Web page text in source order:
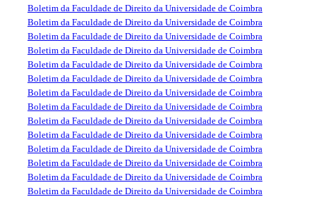
Boletim da Faculdade de Direito da Universidade de Coimbra
Boletim da Faculdade de Direito da Universidade de Coimbra
Boletim da Faculdade de Direito da Universidade de Coimbra
Boletim da Faculdade de Direito da Universidade de Coimbra
Boletim da Faculdade de Direito da Universidade de Coimbra
Boletim da Faculdade de Direito da Universidade de Coimbra
Boletim da Faculdade de Direito da Universidade de Coimbra
Boletim da Faculdade de Direito da Universidade de Coimbra
Boletim da Faculdade de Direito da Universidade de Coimbra
Boletim da Faculdade de Direito da Universidade de Coimbra
Boletim da Faculdade de Direito da Universidade de Coimbra
Boletim da Faculdade de Direito da Universidade de Coimbra
Boletim da Faculdade de Direito da Universidade de Coimbra
Boletim da Faculdade de Direito da Universidade de Coimbra